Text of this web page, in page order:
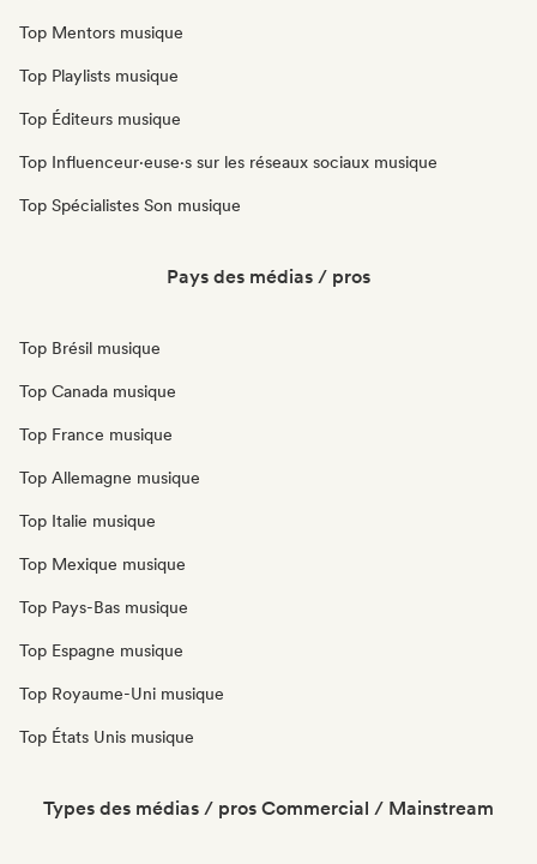
Top Mentors musique
Top Playlists musique
Top Éditeurs musique
Top Influenceur·euse·s sur les réseaux sociaux musique
Top Spécialistes Son musique
Pays des médias / pros
Top Brésil musique
Top Canada musique
Top France musique
Top Allemagne musique
Top Italie musique
Top Mexique musique
Top Pays-Bas musique
Top Espagne musique
Top Royaume-Uni musique
Top États Unis musique
Types des médias / pros Commercial / Mainstream